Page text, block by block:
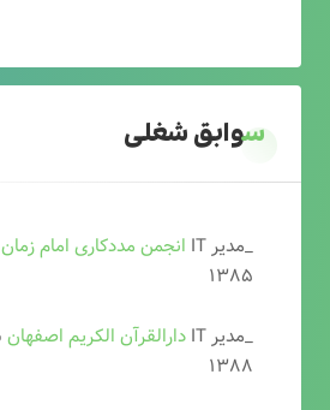
سوابق شغلی
_مدیر IT انجمن مددکاری امام زمان
۱۳۸۵
_مدیر IT
دارالقرآن الکریم اصفهان
۱۳۸۸